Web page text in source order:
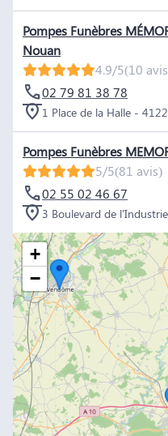
Pompes Funèbres
Nouan
4.9/5(10
02 79 81 38 78
1 Place de la Halle -
Pompes Funèbres
5/5(81 avis)
02 55 02 46 67
3 Boulevard de
+
−